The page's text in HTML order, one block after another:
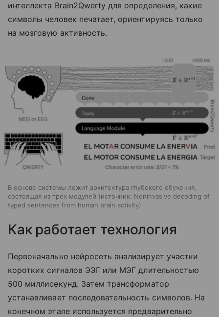
интеллекта Brain2Qwerty для определения, какие
символы человек печатает, ориентируясь только
на мозговую активность.
В основе системы лежит архитектура глубокого обучения,
состоящая из трех модулей
источник: Noninvasive decoding of
typed sentences from human brain activity
Как работает технология
Первоначально нейросеть анализирует участки
коротких сигналов ЭЭГ или МЭГ длительностью
500 миллисекунд. Затем трансформатор
устанавливает последовательность символов. На
конечном этапе используется предварительно